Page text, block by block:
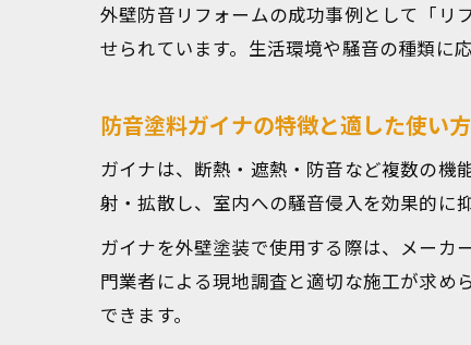
外壁防音リフォームの成功事例として「リ
せられています。生活環境や騒音の種類に
防音塗料ガイナの特徴と適した使い方
ガイナは、断熱・遮熱・防音など複数の機
射・拡散し、室内への騒音侵入を効果的に
ガイナを外壁塗装で使用する際は、メーカ
門業者による現地調査と適切な施工が求め
できます。